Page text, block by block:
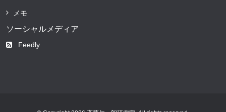
メモ
ソーシャルメディア
Feedly